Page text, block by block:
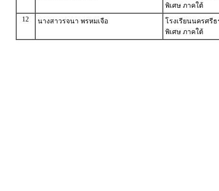
พิเศษ ภาคใต้
12
นางสาวรจนา พรหมเจือ
โรงเรียนนครศรี
พิเศษ ภาคใต้